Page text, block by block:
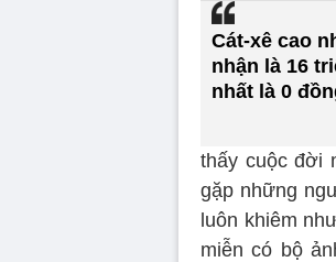
Cát-xê cao
nhận là 16
nhất là 0
thấy cuộc đời
gặp những
luôn khiêm
miễn có bộ